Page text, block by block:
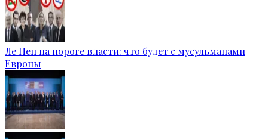
Ле Пен на пороге власти: что будет с мусульманами
Европы